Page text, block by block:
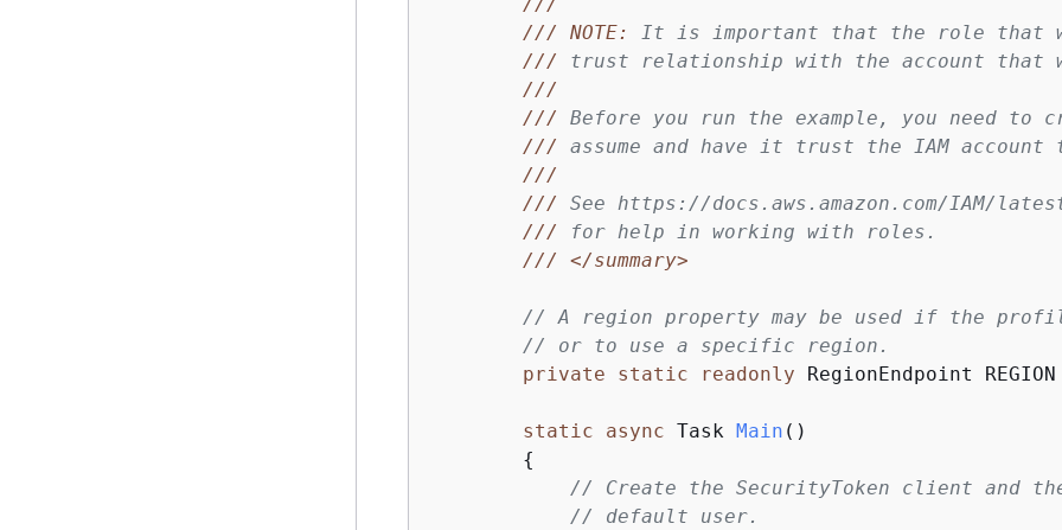
///
NOTE:
It is important that the role that
/// trust relationship with the account that
///
/// Before you run the example, you need to
/// assume and have it trust the IAM
///
/// See https://docs.aws.amazon.com/IAM/
/// for help in working with roles.
///
</summary>
// A region property may be used if the
// or to use a specific region.
private
static readonly RegionEndpoint
static async Task Main ( )
{
// Create the SecurityToken client and
// default user.